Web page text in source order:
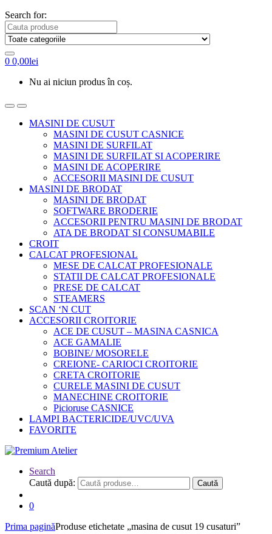
Search for:
0 0,00lei
Nu ai niciun produs în coș.
MASINI DE CUSUT
MASINI DE CUSUT CASNICE
MASINI DE SURFILAT
MASINI DE SURFILAT SI ACOPERIRE
MASINI DE ACOPERIRE
ACCESORII MASINI DE CUSUT
MASINI DE BRODAT
MASINI DE BRODAT
SOFTWARE BRODERIE
ACCESORII PENTRU MASINI DE BRODAT
ATA DE BRODAT SI CONSUMABILE
CROIT
CALCAT PROFESIONAL
MESE DE CALCAT PROFESIONALE
STATII DE CALCAT PROFESIONALE
PRESE DE CALCAT
STEAMERS
SCAN ‘N CUT
ACCESORII CROITORIE
ACE DE CUSUT – MASINA CASNICA
ACE GAMALIE
BOBINE/ MOSORELE
CREIONE- CARIOCI CROITORIE
CRETA CROITORIE
CURELE MASINI DE CUSUT
MANECHINE CROITORIE
Picioruse CASNICE
LAMPI BACTERICIDE/UVC/UVA
FAVORITE
Search
Caută după:
Caută
0
Prima paginăProduse etichetate „masina de cusut 19 cusaturi”